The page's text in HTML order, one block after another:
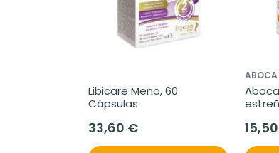
Libicare Meno, 60
Cápsulas
33,60 €
ABOCA